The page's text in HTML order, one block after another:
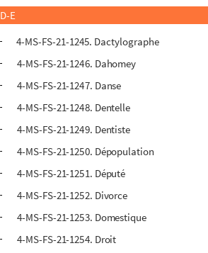
D-E
4-MS-FS-21-1245. Dactylographe
4-MS-FS-21-1246. Dahomey
4-MS-FS-21-1247. Danse
4-MS-FS-21-1248. Dentelle
4-MS-FS-21-1249. Dentiste
4-MS-FS-21-1250. Dépopulation
4-MS-FS-21-1251. Député
4-MS-FS-21-1252. Divorce
4-MS-FS-21-1253. Domestique
4-MS-FS-21-1254. Droit